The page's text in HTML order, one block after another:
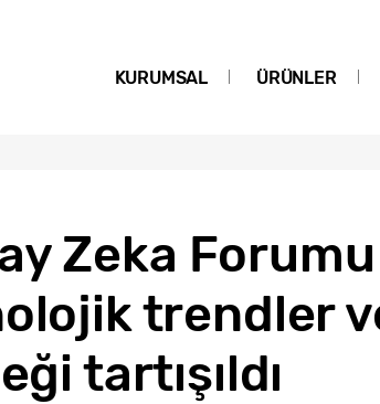
KURUMSAL ÜRÜNLER
Zeka
trendler
tartışıldı